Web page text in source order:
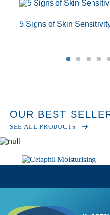
5 Signs of Skin
OUR BEST
SEE ALL PRODUCTS